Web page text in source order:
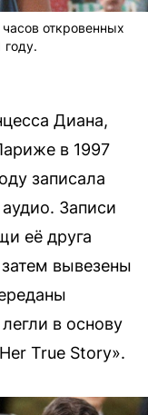
откровенных
году.
Диана,
в 1997
записала
Записи
её друга
вывезены
в основу
True Story».